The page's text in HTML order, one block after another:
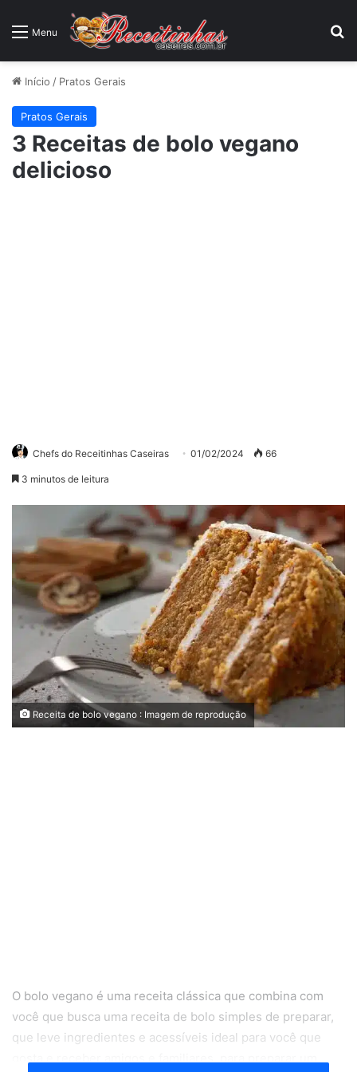
Menu
Início / Pratos Gerais
Pratos Gerais
3 Receitas de bolo vegano
delicioso
Chefs do Receitinhas Caseiras 01/02/2024 66
3 minutos de leitura
Receita de bolo vegano : Imagem de reprodução
O bolo vegano é uma receita clássica que combina com
você que busca uma receita de bolo simples de preparar,
que leve ingredientes e acessíveis ideal para você que